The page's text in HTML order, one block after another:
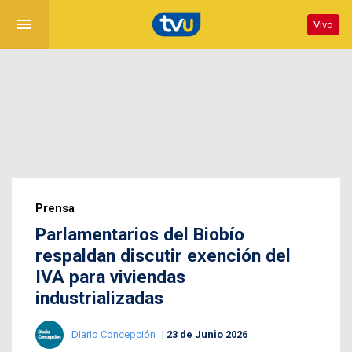
menu Vivo
Prensa
Parlamentarios del Biobío
respaldan discutir exención del
IVA para viviendas
industrializadas
Diario Concepción 23 de Junio 2026